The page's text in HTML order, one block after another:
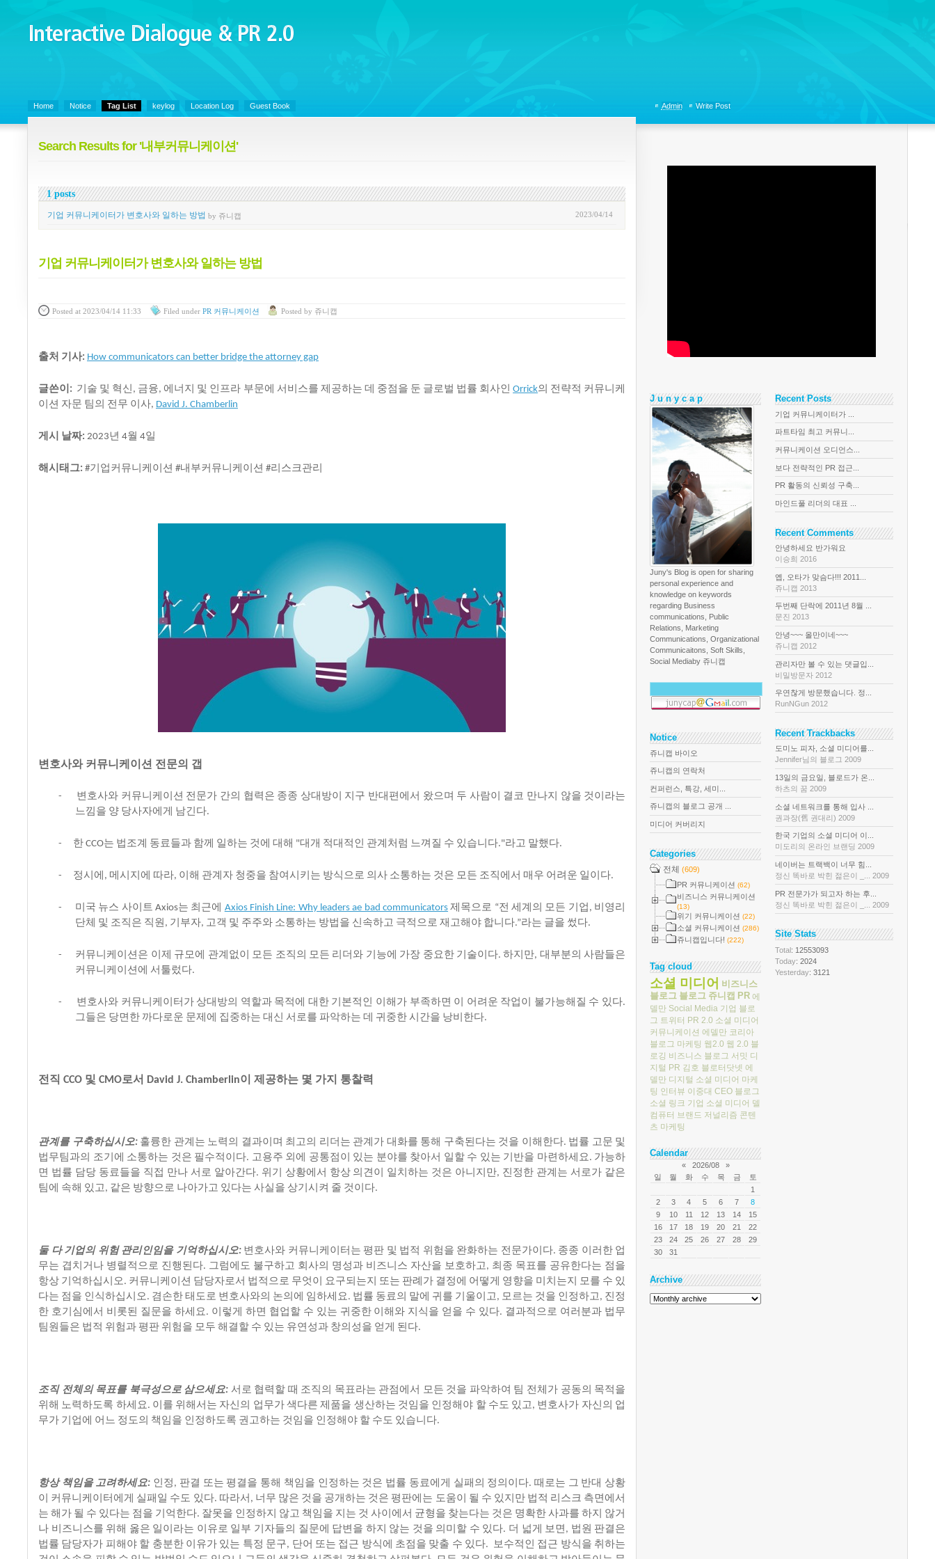
Interactive Dialogue &
PR 2.0
Home Notice Tag List keylog Location Log Guest Book
Search Results for '내부커뮤니케이션'
1 posts
2023/04/14
기업 커뮤니케이터가 변호사와 일하는 방법 by 쥬니캡
기업 커뮤니케이터가 변호사와 일하는 방법
Posted at 2023/04/14 11:33 Filed under PR 커뮤니케이션 Posted by 쥬니캡
출처 기사: How communicators can better bridge the attorney gap
글쓴이 : 기술 및 혁신 , 금융, 에너지 및 인프라 부문에 서비스를 제공하는 데 중점을 둔 글로벌 법률 회사인 Orrick의 전략적 커뮤니케
이션 자문 팀의 전무 이사, David J. Chamberlin
게시 날짜: 2023 년 4월 4일
해시태그: #기업커뮤니케이션 #내부커뮤니케이션 #리스크관리
변호사와 커뮤니케이션 전문의 갭
- 변호사와 커뮤니케이션 전문가 간의 협력은 종종 상대방이 지구 반대편에서 왔으며 두 사람이 결코 만나지 않을 것이라는
느낌을 양 당사자에게 남긴다.
- 한 CCO는 법조계 동료들과 함께 일하는 것에 대해 "대개 적대적인 관계처럼 느껴질 수 있습니다."라고 말했다.
- 정시에 , 메시지에 따라, 이해 관계자 청중을 참여시키는 방식으로 의사 소통하는 것은 모든 조직에서 매우 어려운 일이다.
- 미국 뉴스 사이트 Axios는 최근에 Axios Finish Line: Why leaders ae bad communicators 제목으로 “전 세계의 모든 기업 , 비영리
단체 및 조직은 직원 , 기부자, 고객 및 주주와 소통하는 방법을 신속하고 극적으로 재고해야 합니다.”라는 글을 썼다.
- 커뮤니케이션은 이제 규모에 관계없이 모든 조직의 모든 리더와 기능에 가장 중요한 기술이다.하지만, 대부분의 사람들은
커뮤니케이션에
서툴렀다.
- 변호사와 커뮤니케이터가 상대방의 역할과 목적에 대한 기본적인 이해가 부족하면 이 어려운 작업이 불가능해질 수 있다.
그들은 당면한 까다로운 문제에 집중하는 대신 서로를 파악하는 데 귀중한 시간을 낭비한다.
전직 CCO 및 CMO로서 David J. Chamberlin이 제공하는 몇 가지 통찰력
관계를 구축하십시오: 훌륭한 관계는 노력의 결과이며 최고의 리더는 관계가 대화를 통해 구축된다는 것을 이해한다. 법률 고문 및
법무팀과의 조기에 소통하는 것은 필수적이다. 고용주 외에 공통점이 있는 분야를 찾아서 일할 수 있는 기반을 마련하세요 . 가능하
면 법률 담당 동료들을 직접 만나 서로 알아간다. 위기 상황에서 항상 의견이 일치하는 것은 아니지만, 진정한 관계는 서로가 같은
팀에
속해 있고 , 같은 방향으로 나아가고 있다는 사실을 상기시켜 줄 것이다.
둘 다 기업의 위험 관리인임을 기억하십시오: 변호사와 커뮤니케이터는 평판 및 법적 위험을 완화하는 전문가이다. 종종 이러한 업
무는 겹치거나 병렬적으로 진행된다. 그럼에도 불구하고 회사의 명성과 비즈니스 자산을 보호하고 , 최종 목표를 공유한다는 점을
항상 기억하십시오 . 커뮤니케이션 담당자로서 법적으로 무엇이 요구되는지 또는 판례가 결정에 어떻게 영향을 미치는지 모를 수 있
다는 점을 인식하십시오 . 겸손한태도로 변호사와의 논의에 임하세요 . 법률 동료의 말에 귀를 기울이고 , 모르는 것을 인정하고 , 진정
한 호기심에서 비롯된 질문을 하세요 . 이렇게 하면 협업할 수 있는 귀중한 이해와 지식을 얻을 수 있다. 결과적으로 여러분과 법무
팀원들은 법적 위험과 평판 위험을 모두 해결할 수 있는 유연성과 창의성을 얻게 된다.
조직 전체의 목표를 북극성으로 삼으세요: 서로 협력할 때 조직의 목표라는 관점에서 모든 것을 파악하여 팀 전체가 공동의 목적을
위해 노력하도록 하세요 . 이를 위해서는 자신의 업무가 색다른 제품을 생산하는 것임을 인정해야 할 수도 있고 , 변호사가 자신의 업
무가 기업에 어느 정도의 책임을 인정하도록 권고하는 것임을 인정해야 할 수도 있습니다.
항상 책임을 고려하세요: 인정 , 판결 또는 평결을 통해 책임을 인정하는 것은 법률 동료에게 실패의 정의이다.때로는 그 반대 상황
이
커뮤니케이터에게 실패일 수도 있다. 따라서 , 너무 많은 것을 공개하는 것은 평판에는 도움이 될 수 있지만 법적 리스크 측면에서
는 해가 될 수 있다는 점을 기억한다. 잘못을 인정하지 않고 책임을 지는 것 사이에서 균형을 찾는다는 것은 명확한사과를 하지 않거
나 비즈니스를 위해 옳은 일이라는 이유로 일부 기자들의 질문에 답변을 하지 않는 것을 의미할 수 있다. 더 넓게 보면 , 법원 판결은
법률 담당자가 피해야 할 충분한 이유가 있는 특정 문구, 단어 또는 접근 방식에 초점을 맞출 수 있다. 보수적인 접근 방식을 취하는
Admin Write Post
J u n y c a p
Juny's Blog is open for sharing
personal experience and
knowledge on keywords
regarding Business
communications, Public
Relations, Marketing
Communications, Organizational
Communicaitons, Soft Skills,
Social Mediaby 쥬니캡
Notice
쥬니캡 바이오
쥬니캡의 연락처
컨퍼런스, 특강, 세미...
쥬니캡의 블로그 공개 ...
미디어 커버리지
Categories
전체 (609)
PR 커뮤니케이션 (62)
비즈니스 커뮤니케이션
(13)
위기 커뮤니케이션 (22)
소셜 커뮤니케이션 (286)
쥬니캡입니다! (222)
Tag cloud
소셜 미디어 비즈니스
블로그 블로그 쥬니캡 PR 에
델만 Social Media 기업 블로
그 트위터 PR 2.0 소셜 미디어
커뮤니케이션 에델만 코리아
블로그 마케팅 웹2.0 웹 2.0 블
로깅 비즈니스 블로그 서밋 디
지털 PR 김호 블로터닷넷 에
델만 디지털 소셜 미디어 마케
팅 인터뷰 이중대 CEO 블로그
소셜 링크 기업 소셜 미디어 델
컴퓨터 브랜드 저널리즘 콘텐
츠 마케팅
Calendar
« 2026/08
»
일
월 화 수 목 금
토
1
2
3 4 5 6 7
8
9
10 11 12 13 14
15
16
17 18 19 20 21
22
23
24 25 26 27 28
29
30
31
Archive
Recent Posts
기업 커뮤니케이터가 ...
파트타임 최고 커뮤니...
커뮤니케이션 오디언스...
보다 전략적인 PR 접근...
PR 활동의 신뢰성 구축...
마인드풀 리더의 대표 ...
Recent Comments
안녕하세요 반가워요
이승희 2016
옙, 오타가 맞슴다!!! 2011...
쥬니캡 2013
두번째 단락에 2011년 8월 ...
문진 2013
안녕~~~ 올만이네~~~
쥬니캡 2012
관리자만 볼 수 있는 댓글입...
비밀방문자 2012
우연찮게 방문했습니다. 정...
RunNGun 2012
Recent Trackbacks
도미노 피자, 소셜 미디어를...
Jennifer님의 블로그 2009
13일의 금요일, 블로드가 온...
하츠의 꿈 2009
소셜 네트워크를 통해 입사 ...
권과장(舊 권대리) 2009
한국 기업의 소셜 미디어 이...
미도리의 온라인 브랜딩 2009
네이버는 트랙백이 너무 힘...
정신 똑바로 박힌 젊은이 _... 2009
PR 전문가가 되고자 하는 후...
정신 똑바로 박힌 젊은이 _... 2009
Site Stats
Total: 12553093
Today: 2024
Yesterday: 3121